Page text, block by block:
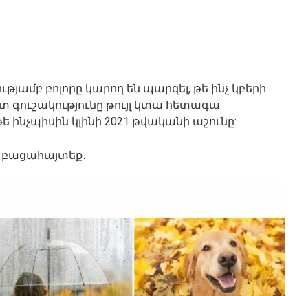
բոլորը կարող են պարզել, թե ինչ կբերի
թույլ կտա հետագա
կլինի 2021 թվականի աշունը:
բացահայտեք․